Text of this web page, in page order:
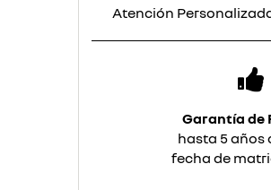
Atención
Garantía de
hasta 5 años
fecha de